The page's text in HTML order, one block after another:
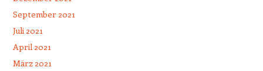
September 2021
Juli 2021
April 2021
März 2021